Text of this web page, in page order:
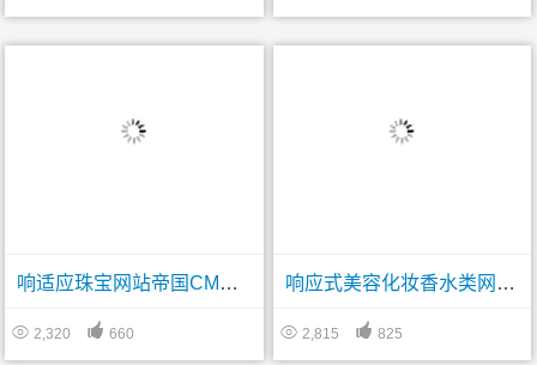
响适应珠宝网站帝国CMS模板下载
 2,320  660
响应式美容化妆香水类网站制作帝国CMS模板下载
 2,815  825